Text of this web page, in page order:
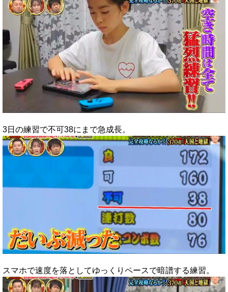
3日の練習で不可38にまで急成長。
スマホで速度を落としてゆっくりペースで暗譜する練習。